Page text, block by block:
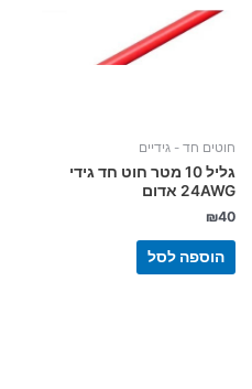
חוטים חד - גידיים
גליל 10 מטר חוט חד גידי
24AWG אדום
₪40
הוספה לסל